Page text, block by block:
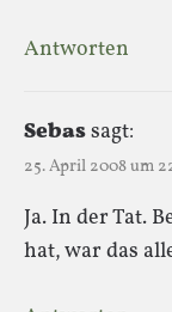
Antworten
Sebassagt:
25. April 2008 um
Ja. In der Tat.
hat, war das